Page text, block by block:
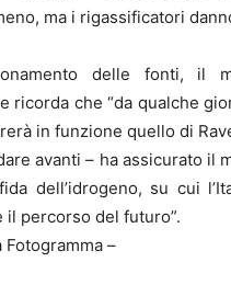
ma i rigassificatori
delle fonti,
ricorda che “da qualche
in funzione quello di
avanti – ha assicurato il
dell’idrogeno, su cui
il percorso del futuro”.
–